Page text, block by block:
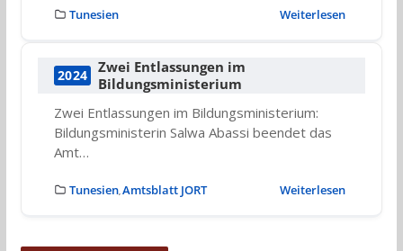
Tunesien Weiterlesen
2024
Zwei Entlassungen im
Bildungsministerium
Zwei Entlassungen im Bildungsministerium:
Bildungsministerin Salwa Abassi beendet das
Amt…
Tunesien, Amtsblatt JORT Weiterlesen